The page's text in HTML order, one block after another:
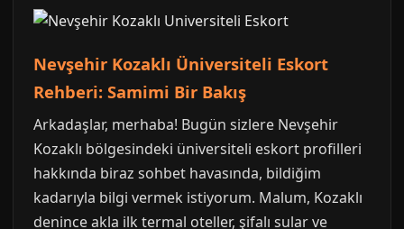
Nevşehir Kozaklı Üniversiteli Eskort
Rehberi: Samimi Bir Bakış
Arkadaşlar, merhaba! Bugün sizlere Nevşehir
Kozaklı bölgesindeki üniversiteli eskort profilleri
hakkında biraz sohbet havasında, bildiğim
kadarıyla bilgi vermek istiyorum. Malum, Kozaklı
denince akla ilk termal oteller, şifalı sular ve